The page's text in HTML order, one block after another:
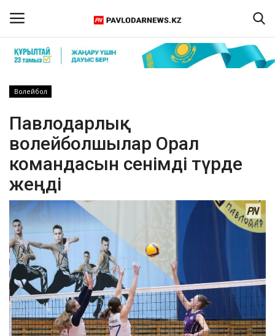
Тіркелу
Бізбен байланыс
ПАВЛОДАР ОБЛЫСЫ
ҚАЗАҚСТАН
ӘЛЕМ
Спорт
ОЙЫН-САУЫҚ
АРНАЙЫ ЖОБА
Волейбол
Павлодарлық
волейболшылар Орал
командасын сенімді түрде
жеңді